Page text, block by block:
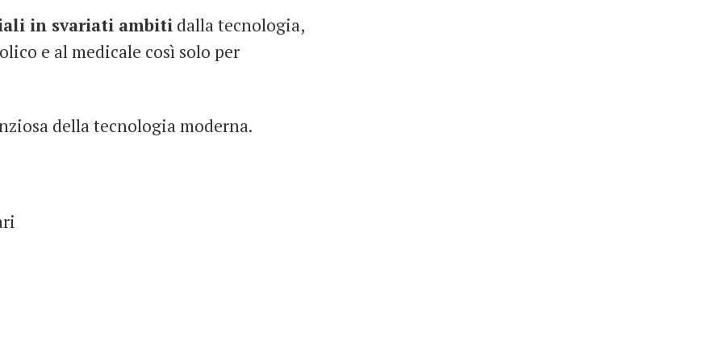
in svariati ambiti dalla tecnologia,
e al medicale così solo per
della tecnologia moderna.